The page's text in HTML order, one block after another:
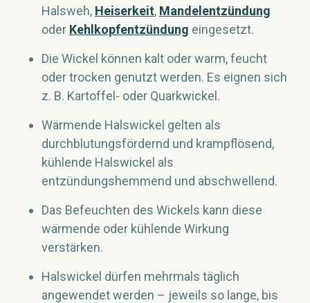
Halsweh, Heiserkeit, Mandelentzündung
oder Kehlkopfentzündung eingesetzt.
Die Wickel können kalt oder warm, feucht
oder trocken genutzt werden. Es eignen sich
z. B. Kartoffel- oder Quarkwickel.
Wärmende Halswickel gelten als
durchblutungsfördernd und krampflösend,
kühlende Halswickel als
entzündungshemmend und abschwellend.
Das Befeuchten des Wickels kann diese
wärmende oder kühlende Wirkung
verstärken.
Halswickel dürfen mehrmals täglich
angewendet werden – jeweils so lange, bis